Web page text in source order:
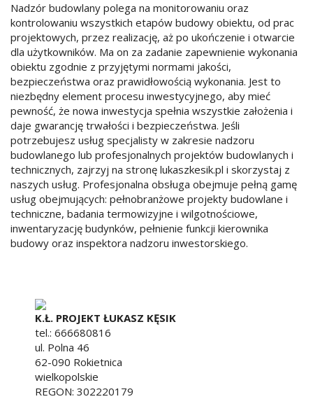
Nadzór budowlany polega na monitorowaniu oraz
kontrolowaniu wszystkich etapów budowy obiektu, od prac
projektowych, przez realizację, aż po ukończenie i otwarcie
dla użytkowników. Ma on za zadanie zapewnienie wykonania
obiektu zgodnie z przyjętymi normami jakości,
bezpieczeństwa oraz prawidłowością wykonania. Jest to
niezbędny element procesu inwestycyjnego, aby mieć
pewność, że nowa inwestycja spełnia wszystkie założenia i
daje gwarancję trwałości i bezpieczeństwa. Jeśli
potrzebujesz usług specjalisty w zakresie nadzoru
budowlanego lub profesjonalnych projektów budowlanych i
technicznych, zajrzyj na stronę lukaszkesik.pl i skorzystaj z
naszych usług. Profesjonalna obsługa obejmuje pełną gamę
usług obejmujących: pełnobranżowe projekty budowlane i
techniczne, badania termowizyjne i wilgotnościowe,
inwentaryzację budynków, pełnienie funkcji kierownika
budowy oraz inspektora nadzoru inwestorskiego.
K.Ł. PROJEKT ŁUKASZ KĘSIK
tel.: 666680816
ul. Polna 46
62-090 Rokietnica
wielkopolskie
REGON: 302220179